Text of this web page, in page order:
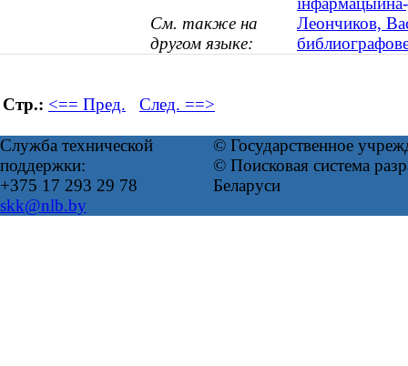
См. также на
другом языке:
Леончиков,
Стр.: <== Пред. След. ==>
Служба технической
поддержки:
+375 17 293 29 78
skk@nlb.by
© Государственное
© Поисковая система
Беларуси